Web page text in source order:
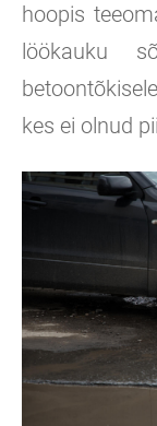
hoopis
löökauku
kes ei olnud